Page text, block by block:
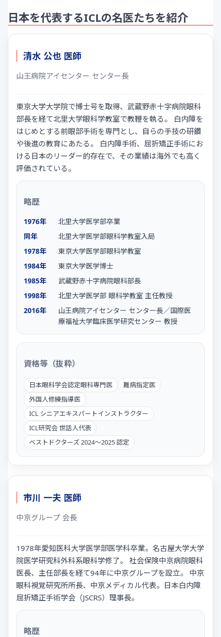
日本を代表するICLの名医たちを紹介
清水 公也 医師
山王病院アイセンター センター長
東京大学大学院で博士号を取得、武蔵野赤十字病院眼科
部長を経て北里大学眼科学教室で教鞭を執る。 白内障を
はじめとする前眼部手術を専門とし、自らの手技の研鑽
や後進の教育にあたる。 白内障手術、屈折矯正手術にお
ける日本のリーダー的存在で、その業績は海外でも高く
評価されている。
略歴
1976年
北里大学医学部卒業
同年
北里大学医学部眼科学教室入局
1978年
東京大学医学部眼科学教室
1984年
東京大学医学博士
1985年
武蔵野赤十字病院眼科部長
1998年
北里大学医学部 眼科学教室 主任教授
2016年
山王病院アイセンター センター長／国際医
療福祉大学臨床医学研究センター 教授
資格等（抜粋）
日本眼科学会認定眼科専門医
難病指定医
外国人修練指導医
ICL シニアエキスパートインストラクター
ICL研究会 世話人代表
ベストドクターズ 2024〜2025 認定
市川 一夫 医師
中京グループ 会長
1978年愛知医科大学医学部医学科卒業。名古屋大学大学
院医学研究科外科系眼科学修了。 社会保険中京病院眼科
医長、主任部長を経て94年に中京グループを設立。 中京
眼科視覚研究所所長、中京メディカル代表。日本白内障
屈折矯正手術学会（JSCRS）理事長。
略歴